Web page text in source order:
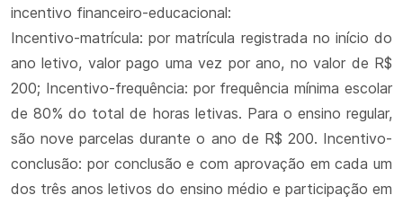
incentivo financeiro-educacional:
Incentivo-matrícula: por matrícula registrada no início do
ano letivo, valor pago uma vez por ano, no valor de R$
200; Incentivo-frequência: por frequência mínima escolar
de 80% do total de horas letivas. Para o ensino regular,
são nove parcelas durante o ano de R$ 200. Incentivo-
conclusão: por conclusão e com aprovação em cada um
dos três anos letivos do ensino médio e participação em